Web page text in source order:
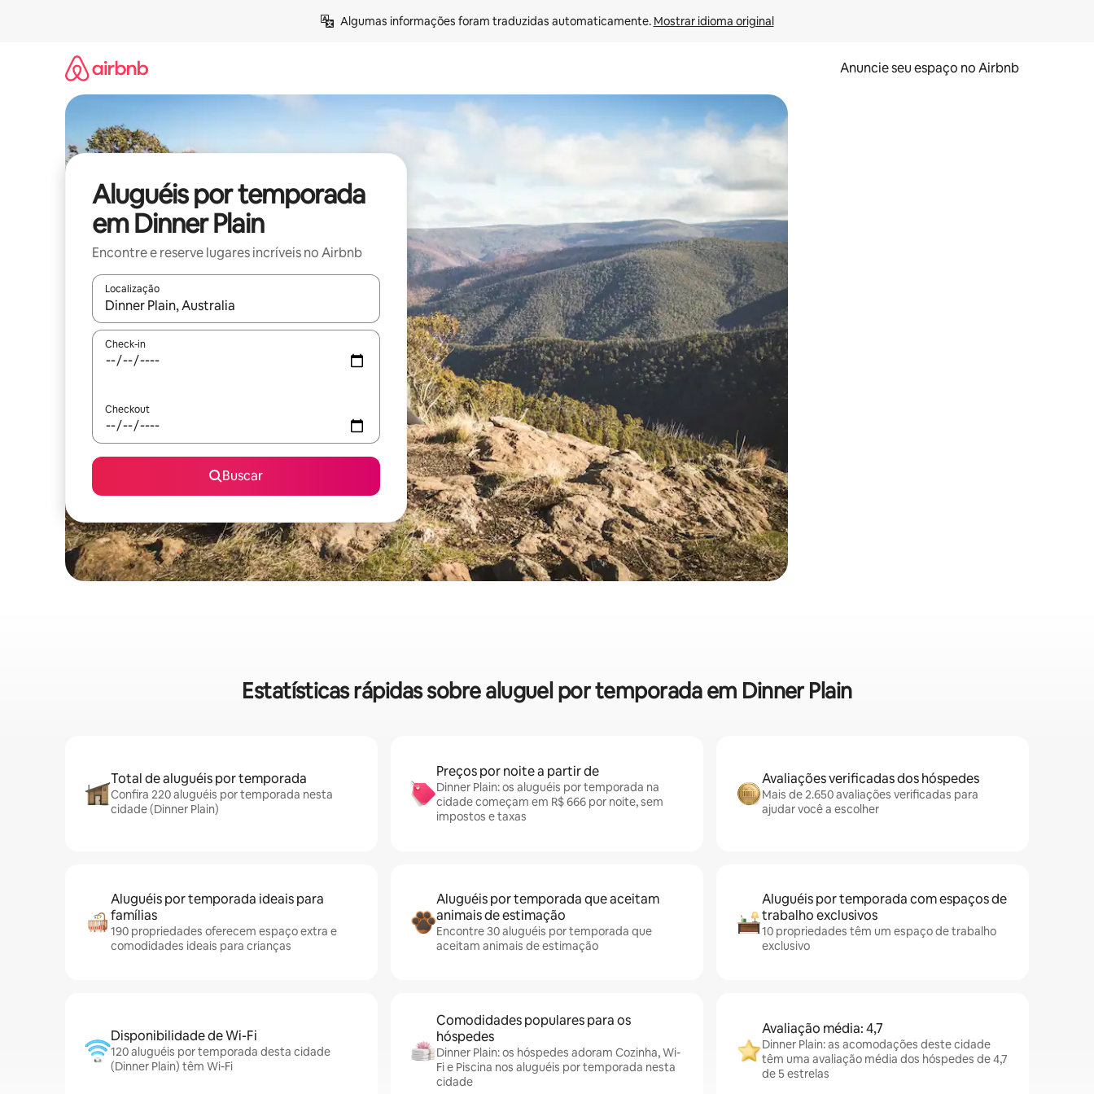
Algumas informações foram traduzidas automaticamente. Mostrar idioma original
Anuncie seu espaço no Airbnb
Aluguéis por temporada
em Dinner Plain
Encontre e reserve lugares incríveis no Airbnb
Localização
Quando os resultados estiverem disponíveis, explore-os usando as seta para cima e para baixo do teclado ou tocando e deslizando o dedo na tela.
Check-in
Checkout
Buscar
Estatísticas rápidas sobre aluguel por temporada em Dinner Plain
Total de aluguéis por temporada
Confira 220 aluguéis por temporada nesta
cidade (Dinner Plain)
Preços por noite a partir de
Dinner Plain: os aluguéis por temporada na
cidade começam em R$ 666 por noite, sem
impostos e taxas
Avaliações verificadas dos hóspedes
Mais de 2.650 avaliações verificadas para
ajudar você a escolher
Aluguéis por temporada ideais para
famílias
190 propriedades oferecem espaço extra e
comodidades ideais para crianças
Aluguéis por temporada que aceitam
animais de estimação
Encontre 30 aluguéis por temporada que
aceitam animais de estimação
Aluguéis por temporada com espaços de
trabalho exclusivos
10 propriedades têm um espaço de trabalho
exclusivo
Disponibilidade de Wi-Fi
120 aluguéis por temporada desta cidade
(Dinner Plain) têm Wi-Fi
Comodidades populares para os
hóspedes
Dinner Plain: os hóspedes adoram Cozinha, Wi-
Fi e Piscina nos aluguéis por temporada nesta
cidade
Avaliação média: 4,7
Dinner Plain: as acomodações deste cidade
têm uma avaliação média dos hóspedes de 4,7
de 5 estrelas